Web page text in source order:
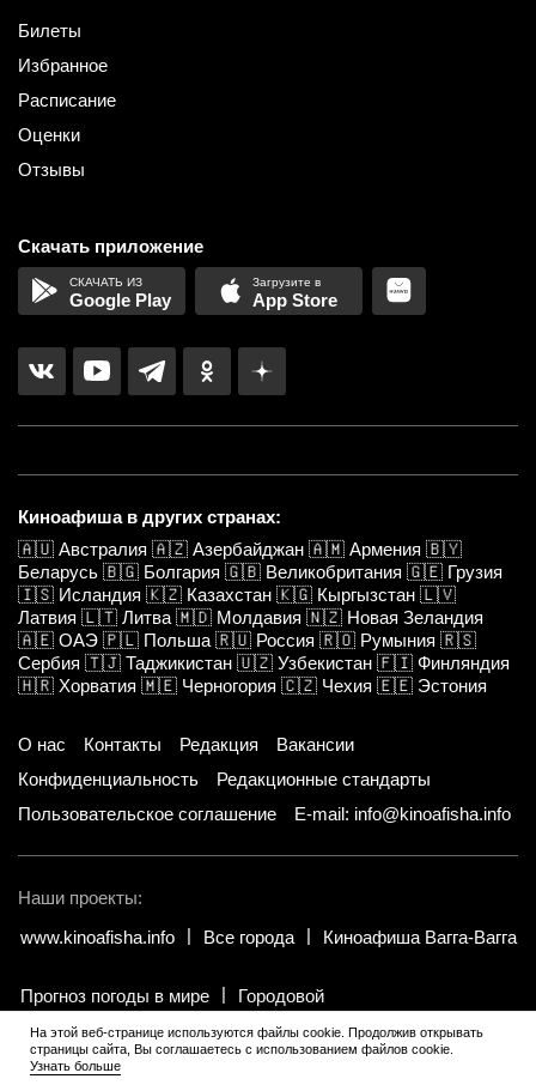
Билеты
Избранное
Расписание
Оценки
Отзывы
Скачать приложение
Google Play App Store
Киноафиша в других странах:
🇦🇺 Австралия 🇦🇿 Азербайджан 🇦🇲 Армения 🇧🇾
Беларусь 🇧🇬 Болгария 🇬🇧 Великобритания 🇬🇪 Грузия
🇮🇸 Исландия 🇰🇿 Казахстан 🇰🇬 Кыргызстан 🇱🇻
Латвия 🇱🇹 Литва 🇲🇩 Молдавия 🇳🇿 Новая Зеландия
🇦🇪 ОАЭ 🇵🇱 Польша 🇷🇺 Россия 🇷🇴 Румыния 🇷🇸
Сербия 🇹🇯 Таджикистан 🇺🇿 Узбекистан 🇫🇮 Финляндия
🇭🇷 Хорватия 🇲🇪 Черногория 🇨🇿 Чехия 🇪🇪 Эстония
О нас Контакты Редакция
Вакансии
Конфиденциальность
Редакционные стандарты
Пользовательское соглашение
E-mail: info@kinoafisha.info
Наши проекты:
www.kinoafisha.info
Все города Киноафиша Вагга-Вагга
Прогноз погоды в мире Городовой
© 2002-2026 Все права и материалы принадлежат «Киноафиша».
Копирование информации только с письменного разрешения
На этой веб-странице используются файлы cookie. Продолжив открывать
страницы сайта, Вы соглашаетесь с использованием файлов cookie.
Узнать больше